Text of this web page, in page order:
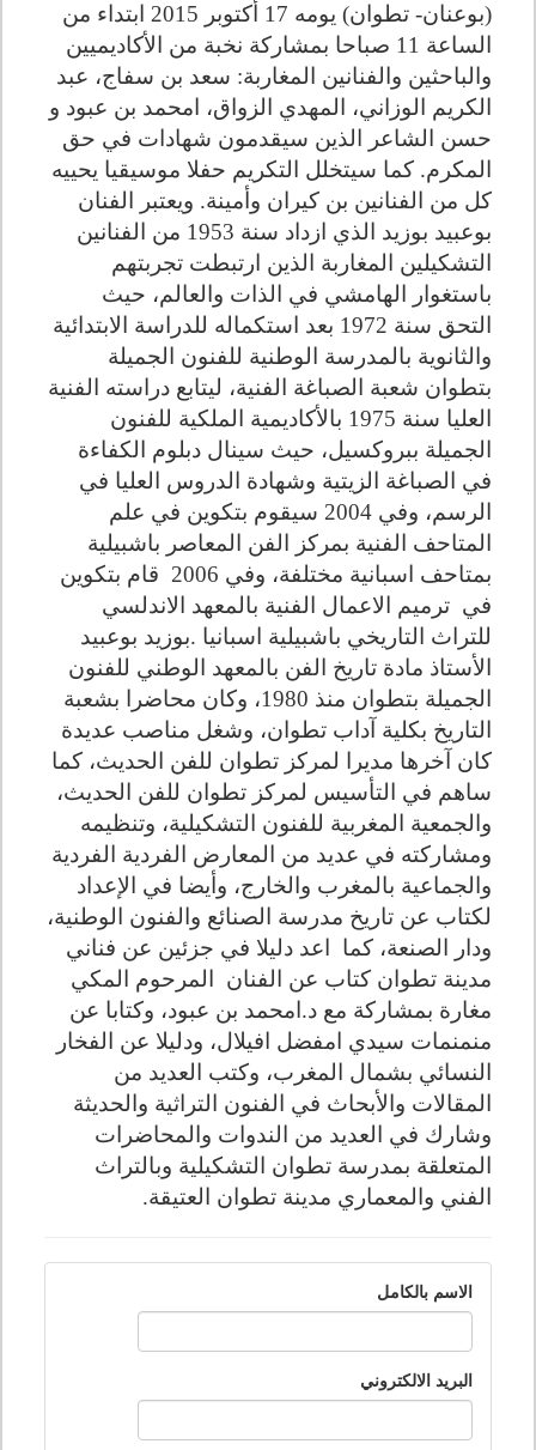
(بوعنان- تطوان) يومه 17 أكتوبر 2015 ابتداء من
الساعة 11 صباحا بمشاركة نخبة من الأكاديميين
والباحثين والفنانين المغاربة: سعد بن سفاج، عبد
الكريم الوزاني، المهدي الزواق، امحمد بن عبود و
حسن الشاعر الذين سيقدمون شهادات في حق
المكرم. كما سيتخلل التكريم حفلا موسيقيا يحييه
كل من الفنانين بن كيران وأمينة. ويعتبر الفنان
بوعبيد بوزيد الذي ازداد سنة 1953 من الفنانين
التشكيلين المغاربة الذين ارتبطت تجربتهم
باستغوار الهامشي في الذات والعالم، حيث
التحق سنة 1972 بعد استكماله للدراسة الابتدائية
والثانوية بالمدرسة الوطنية للفنون الجميلة
بتطوان شعبة الصباغة الفنية، ليتابع دراسته الفنية
العليا سنة 1975 بالأكاديمية الملكية للفنون
الجميلة ببروكسيل، حيث سينال دبلوم الكفاءة
في الصباغة الزيتية وشهادة الدروس العليا في
الرسم، وفي 2004 سيقوم بتكوين في علم
المتاحف الفنية بمركز الفن المعاصر باشبيلية
بمتاحف اسبانية مختلفة، وفي 2006 قام بتكوين
في ترميم الاعمال الفنية بالمعهد الاندلسي
للتراث التاريخي باشبيلية اسبانيا .بوزيد بوعبيد
الأستاذ مادة تاريخ الفن بالمعهد الوطني للفنون
الجميلة بتطوان منذ 1980، وكان محاضرا بشعبة
التاريخ بكلية آداب تطوان، وشغل مناصب عديدة
كان آخرها مديرا لمركز تطوان للفن الحديث، كما
ساهم في التأسيس لمركز تطوان للفن الحديث،
والجمعية المغربية للفنون التشكيلية، وتنظيمه
ومشاركته في عديد من المعارض الفردية الفردية
والجماعية بالمغرب والخارج، وأيضا في الإعداد
لكتاب عن تاريخ مدرسة الصنائع والفنون الوطنية،
ودار الصنعة، كما اعد دليلا في جزئين عن فناني
مدينة تطوان كتاب عن الفنان المرحوم المكي
مغارة بمشاركة مع د.امحمد بن عبود، وكتابا عن
منمنمات سيدي امفضل افيلال، ودليلا عن الفخار
النسائي بشمال المغرب، وكتب العديد من
المقالات والأبحاث في الفنون التراثية والحديثة
وشارك في العديد من الندوات والمحاضرات
المتعلقة بمدرسة تطوان التشكيلية وبالتراث
الفني والمعماري مدينة تطوان العتيقة.
الاسم بالكامل
البريد الالكتروني